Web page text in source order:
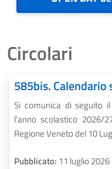
Circolari
Si comunica di seguito
l’anno scolastico 2026/
Regione Veneto del 10
Pubblicato: 11 luglio 2026